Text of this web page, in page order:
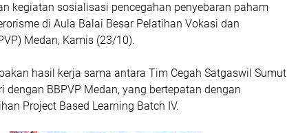
kegiatan sosialisasi pencegahan penyebaran paham
di Aula Balai Besar Pelatihan Vokasi dan
Medan, Kamis (23/10).
hasil kerja sama antara Tim Cegah Satgaswil Sumut
dengan BBPVP Medan, yang bertepatan dengan
Project Based Learning Batch IV.